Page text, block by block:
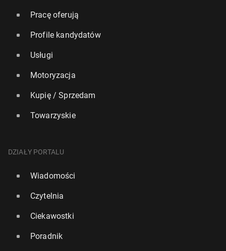
Pracę oferują
Profile kandydatów
Usługi
Motoryzacja
Kupię / Sprzedam
Towarzyskie
DZIAŁY PORTALU
Wiadomości
Czytelnia
Ciekawostki
Poradnik